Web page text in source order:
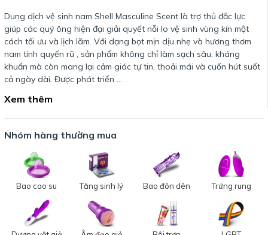
Dung dịch vệ sinh nam Shell Masculine Scent là trợ thủ đắc lực
giúp các quý ông hiện đại giải quyết nỗi lo vệ sinh vùng kín một
cách tối ưu và lịch lãm. Với dạng bọt mịn dịu nhẹ và hương thơm
nam tính quyến rũ , sản phẩm không chỉ làm sạch sâu, kháng
khuẩn mà còn mang lại cảm giác tự tin, thoải mái và cuốn hút suốt
cả ngày dài. Được phát triển …
Xem thêm
Nhóm hàng thường mua
Bao cao su Tăng sinh lý Bao đôn dên Trứng rung